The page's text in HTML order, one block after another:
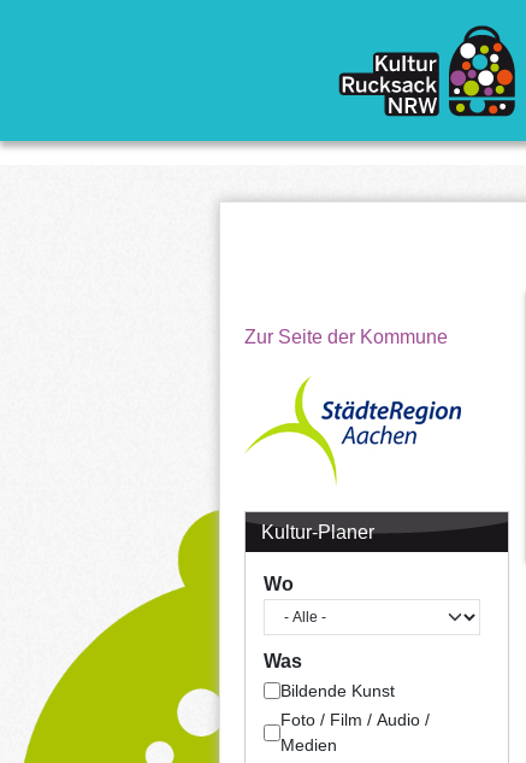
Zur Seite der Kommune
Kultur-Planer
Wo
Was
Bildende Kunst
Foto / Film / Audio /
Medien